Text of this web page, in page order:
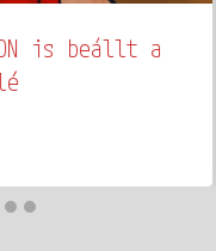
is beállt a